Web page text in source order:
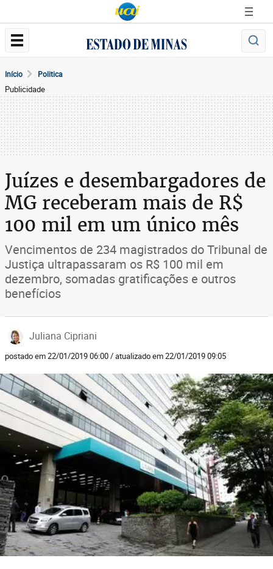
Início Politica
Publicidade
Juízes e desembargadores de
MG receberam mais de R$
100 mil em um único mês
Vencimentos de 234 magistrados do Tribunal de
Justiça ultrapassaram os R$ 100 mil em
dezembro, somadas gratificações e outros
benefícios
Juliana Cipriani
postado em 22/01/2019 06:00 / atualizado em 22/01/2019 09:05